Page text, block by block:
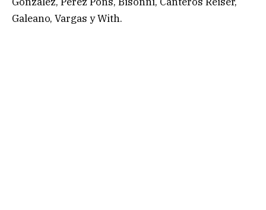
Galeano, Vargas y With.